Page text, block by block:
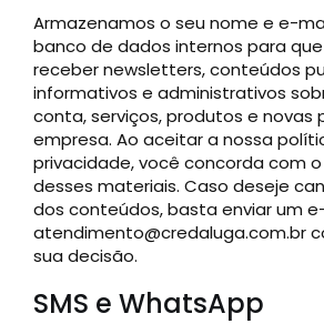
Armazenamos o seu nome e e-
banco de dados internos para
receber newsletters, conteúdos
informativos e administrativos
conta, serviços, produtos e novas
empresa. Ao aceitar a nossa
privacidade, você concorda com
desses materiais. Caso deseje
dos conteúdos, basta enviar um
atendimento@credaluga.com.br
sua decisão.
SMS e WhatsApp